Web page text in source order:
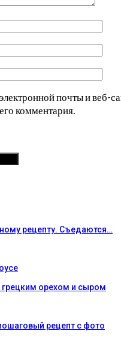
почты и веб-
комментария.
рецепту. Съедаются…
орехом и сыром
рецепт с фото